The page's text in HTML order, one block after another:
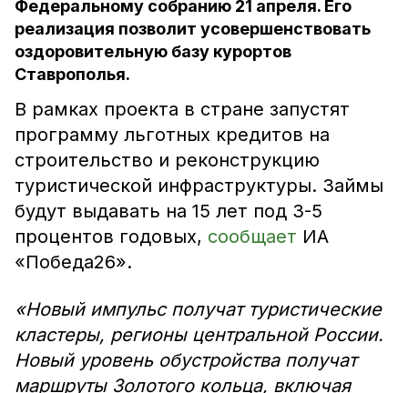
Федеральному собранию 21 апреля. Его
реализация позволит усовершенствовать
оздоровительную базу курортов
Ставрополья.
В рамках проекта в стране запустят
программу льготных кредитов на
строительство и реконструкцию
туристической инфраструктуры. Займы
будут выдавать на 15 лет под 3-5
процентов годовых, сообщает ИА
«Победа26».
«Новый импульс получат туристические
кластеры, регионы центральной России.
Новый уровень обустройства получат
маршруты Золотого кольца, включая